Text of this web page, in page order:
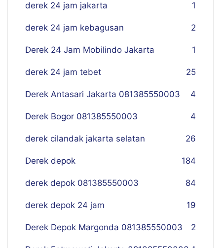
derek 24 jam jakarta 1
derek 24 jam kebagusan 2
Derek 24 Jam Mobilindo Jakarta 1
derek 24 jam tebet 25
Derek Antasari Jakarta 081385550003 4
Derek Bogor 081385550003 4
derek cilandak jakarta selatan 26
Derek depok 184
derek depok 081385550003 84
derek depok 24 jam 19
Derek Depok Margonda 081385550003 2